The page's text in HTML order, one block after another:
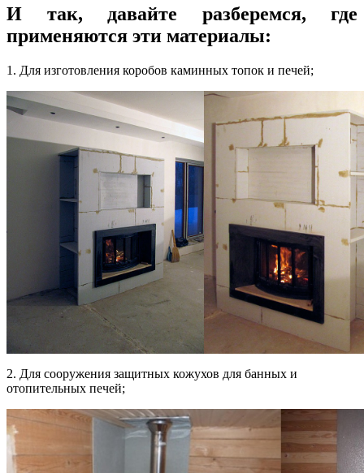
И так, давайте разберемся, где
применяются эти материалы:
1. Для изготовления коробов каминных топок и печей;
2. Для сооружения защитных кожухов для банных и
отопительных печей;